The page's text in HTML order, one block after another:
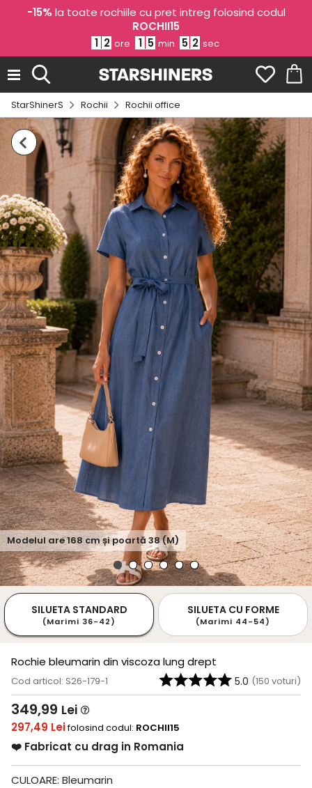
-15% la toate rochiile cu pret intreg folosind codul
ROCHII15
1 2 ore 1 5 min 5 1 sec
StarShinerS Rochii Rochii office
Modelul are168cm și poartă 38 (M)
SILUETA STANDARD
(Marimi 36-42)
SILUETA CU FORME
(Marimi 44-54)
Rochie bleumarin din viscoza lung drept
Cod articol: S26-179-1 5.0 (150 voturi)
349,99 Lei
297,49 Leifolosind codul: ROCHII15
❤️ Fabricat cu drag in Romania
CULOARE: Bleumarin